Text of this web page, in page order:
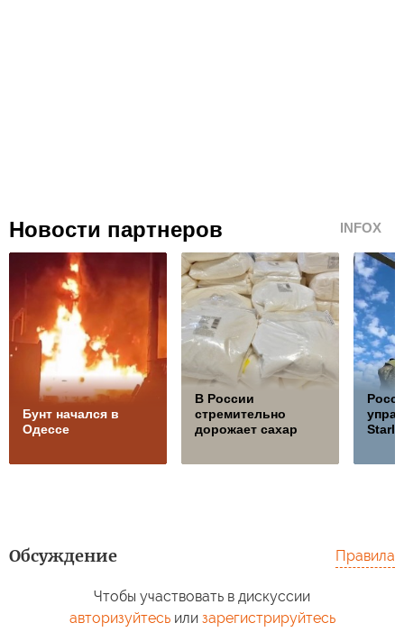
Новости партнеров INFOX
Бунт начался в
Одессе
В России
стремительно
дорожает сахар
Обсуждение Правила
Чтобы участвовать в дискуссии
авторизуйтесьили зарегистрируйтесь